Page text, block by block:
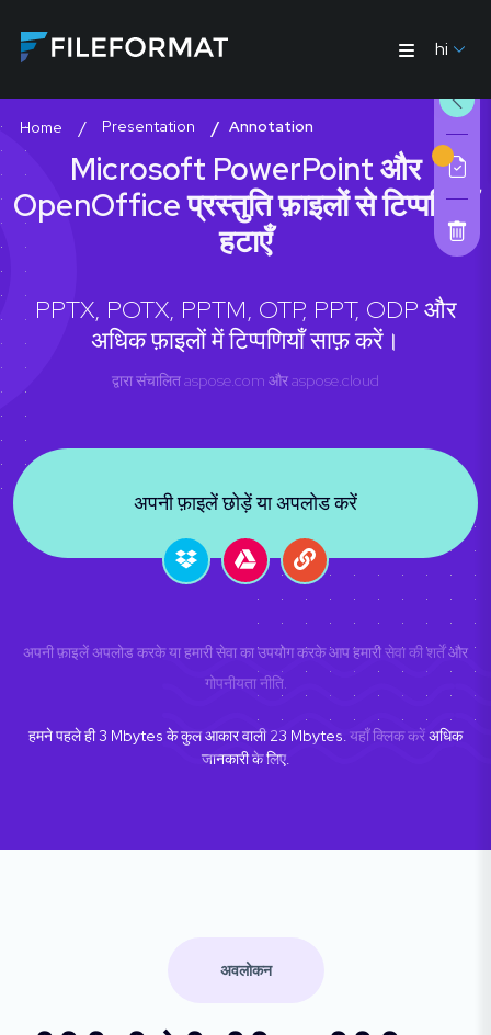
hi
Home Presentation Annotation
Microsoft PowerPoint और
OpenOffice प्रस्तुति फ़ाइलों से टिप्पणियाँ
हटाएँ
PPTX, POTX, PPTM, OTP, PPT, ODP और
अधिक फ़ाइलों में टिप्पणियाँ साफ़ करें।
द्वारा संचालितaspose.com औरaspose.cloud
अपनी फ़ाइलें छोड़ें या अपलोड करें
अपनी फ़ाइलें अपलोड करके या हमारी सेवा का उपयोग करके आप हमारीसेवा की शर्तेंऔर
गोपनीयता नीति.
हमने पहले ही3 Mbytes के कुल आकार वाली23 Mbytes. यहाँ क्लिक करेंअधिक
जानकारी के लिए.
अवलोकन